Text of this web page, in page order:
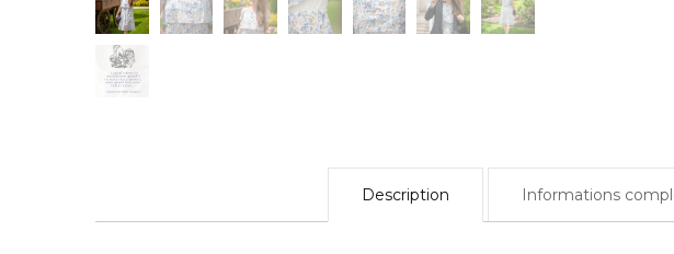
2023
Description Informations